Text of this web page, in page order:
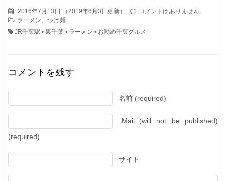
2016年7月13日 （2019年6月3日更新）
コメントはありません。
ラーメン、つけ麺
JR千葉駅 • 裏千葉 • ラーメン • お勧め千葉グルメ
コメントを残す
名前 (required)
Mail (will not be published)
(required)
サイト